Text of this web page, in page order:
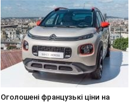
Оголошені французькі ціни на